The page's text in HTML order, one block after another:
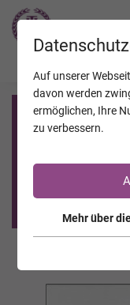
Sie sind noch
>> zur
Auf unserer
davon werden
ermöglichen, Ihre
zu verbessern.
Mehr über
JAHRESTAGE